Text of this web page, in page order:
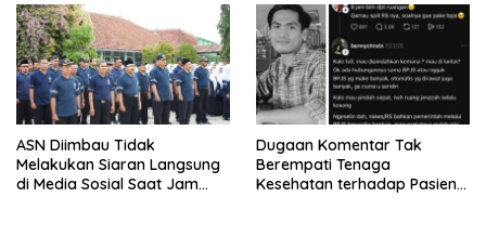
ASN Diimbau Tidak
Melakukan Siaran Langsung
di Media Sosial Saat Jam
Dugaan Komentar Tak
Berempati Tenaga
Kesehatan terhadap Pasien